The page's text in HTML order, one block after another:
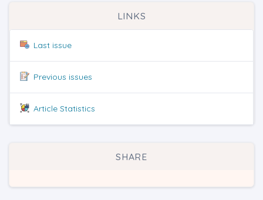
LINKS
Last issue
Previous issues
Article Statistics
SHARE